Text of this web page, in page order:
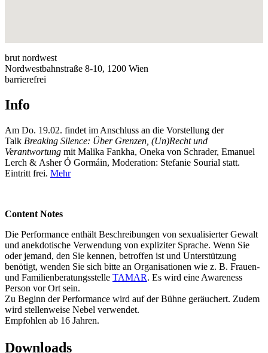
brut nordwest
Nordwestbahnstraße 8-10, 1200 Wien
barrierefrei
Info
Am Do. 19.02. findet im Anschluss an die Vorstellung der
Talk Breaking Silence: Über Grenzen, (Un)Recht und
Verantwortung mit Malika Fankha, Oneka von Schrader, Emanuel
Lerch & Asher Ó Gormáin, Moderation: Stefanie Sourial statt.
Eintritt frei. Mehr
Content Notes
Die Performance enthält Beschreibungen von sexualisierter Gewalt
und anekdotische Verwendung von expliziter Sprache. Wenn Sie
oder jemand, den Sie kennen, betroffen ist und Unterstützung
benötigt, wenden Sie sich bitte an Organisationen wie z. B. Frauen-
und Familienberatungsstelle TAMAR. Es wird eine Awareness
Person vor Ort sein.
Zu Beginn der Performance wird auf der Bühne geräuchert. Zudem
wird stellenweise Nebel verwendet.
Empfohlen ab 16 Jahren.
Downloads